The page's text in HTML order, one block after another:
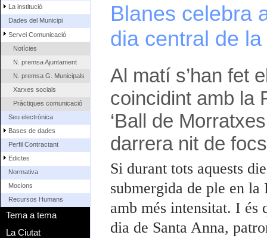
La institució
Dades del Municipi
Servei Comunicació
Notícies
N. premsa Ajuntament
N. premsa G. Municipals
Xarxes socials
Pràctiques comunicació
Seu electrònica
Bases de dades
Perfil Contractant
Edictes
Normativa
Mocions
Recursos Humans
Tema a tema
La Ciutat
Blanes celebra
dia central de
Al matí s’han fet
coincidint amb la
‘Ball de
darrera nit de
Si durant tots aquests
submergida de ple en la
amb més intensitat. I és
dia de Santa Anna,